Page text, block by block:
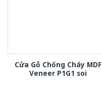
Cửa Gỗ Chống Cháy MDF
Veneer P1G1 soi